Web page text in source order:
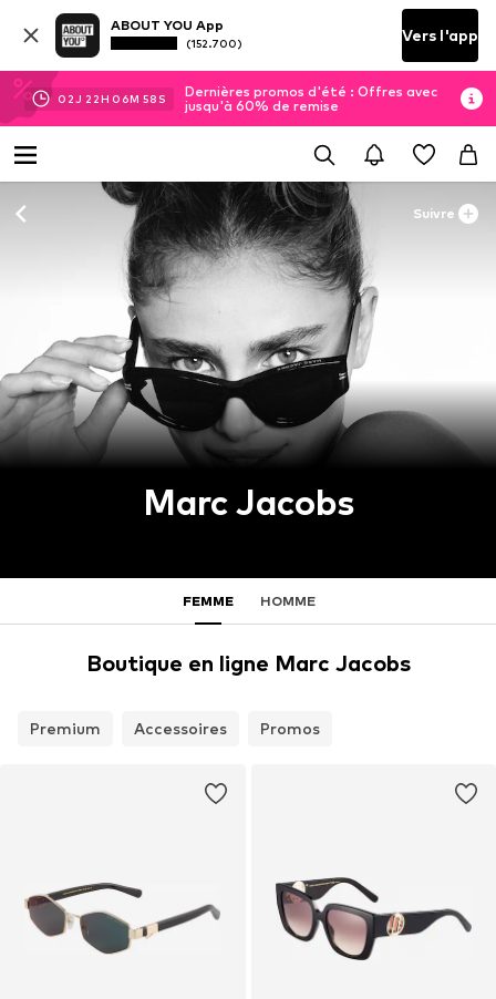
ABOUT YOU App
(152.700) Vers l'app
02J 22H 06M 57 S
Dernières promos d'été : Offres avec
jusqu'à 60% de remise
Suivre
Marc Jacobs
FEMME HOMME
Boutique en ligne Marc Jacobs
Premium Accessoires Promos